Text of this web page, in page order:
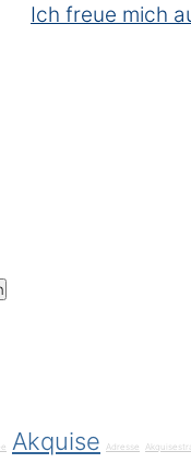
Ich freue mich
Akquise Adresse